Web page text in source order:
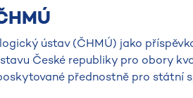
ústav (ČHMÚ) jako
České republiky pro obory
přednostně pro státní